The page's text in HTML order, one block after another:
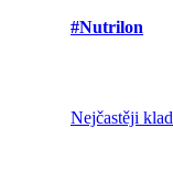
#Nutrilon
Nejčastěji